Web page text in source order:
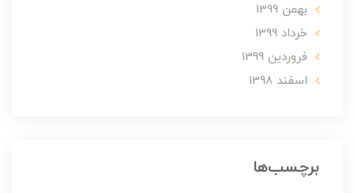
بهمن 1399
خرداد 1399
فروردین 1399
اسفند 1398
برچسب‌ها